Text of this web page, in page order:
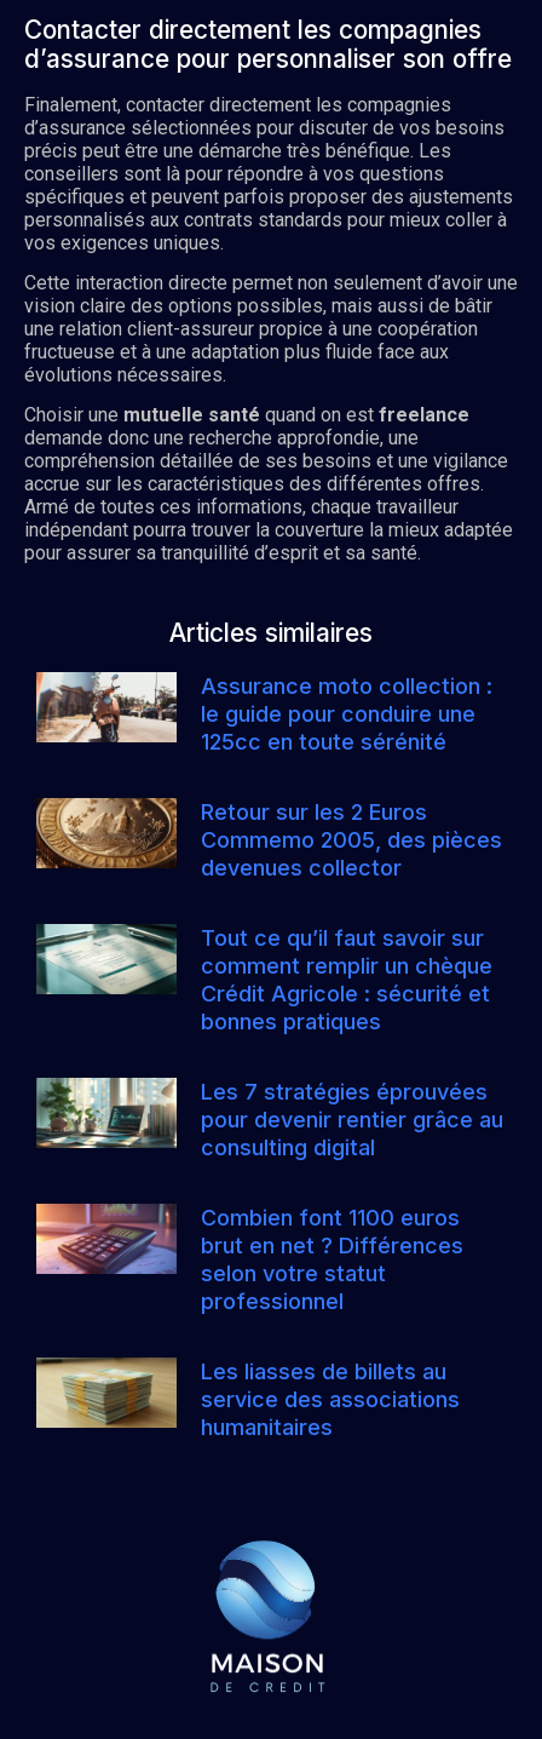
Articles similaires
Assurance moto collection :
le guide pour conduire une
125cc en toute sérénité
Retour sur les 2 Euros
Commemo 2005, des pièces
devenues collector
Tout ce qu’il faut savoir sur
comment remplir un chèque
Crédit Agricole : sécurité et
bonnes pratiques
Les 7 stratégies éprouvées
pour devenir rentier grâce au
consulting digital
Combien font 1100 euros
brut en net ? Différences
selon votre statut
professionnel
Les liasses de billets au
service des associations
humanitaires
Contacter directement les compagnies
d’assurance pour personnaliser son offre
Finalement, contacter directement les compagnies
d’assurance sélectionnées pour discuter de vos besoins
précis peut être une démarche très bénéfique. Les
conseillers sont là pour répondre à vos questions
spécifiques et peuvent parfois proposer des ajustements
personnalisés aux contrats standards pour mieux coller à
vos exigences uniques.
Cette interaction directe permet non seulement d’avoir une
vision claire des options possibles, mais aussi de bâtir
une relation client-assureur propice à une coopération
fructueuse et à une adaptation plus fluide face aux
évolutions nécessaires.
Choisir une mutuelle santé quand on est freelance
demande donc une recherche approfondie, une
compréhension détaillée de ses besoins et une vigilance
accrue sur les caractéristiques des différentes offres.
Armé de toutes ces informations, chaque travailleur
indépendant pourra trouver la couverture la mieux adaptée
pour assurer sa tranquillité d’esprit et sa santé.